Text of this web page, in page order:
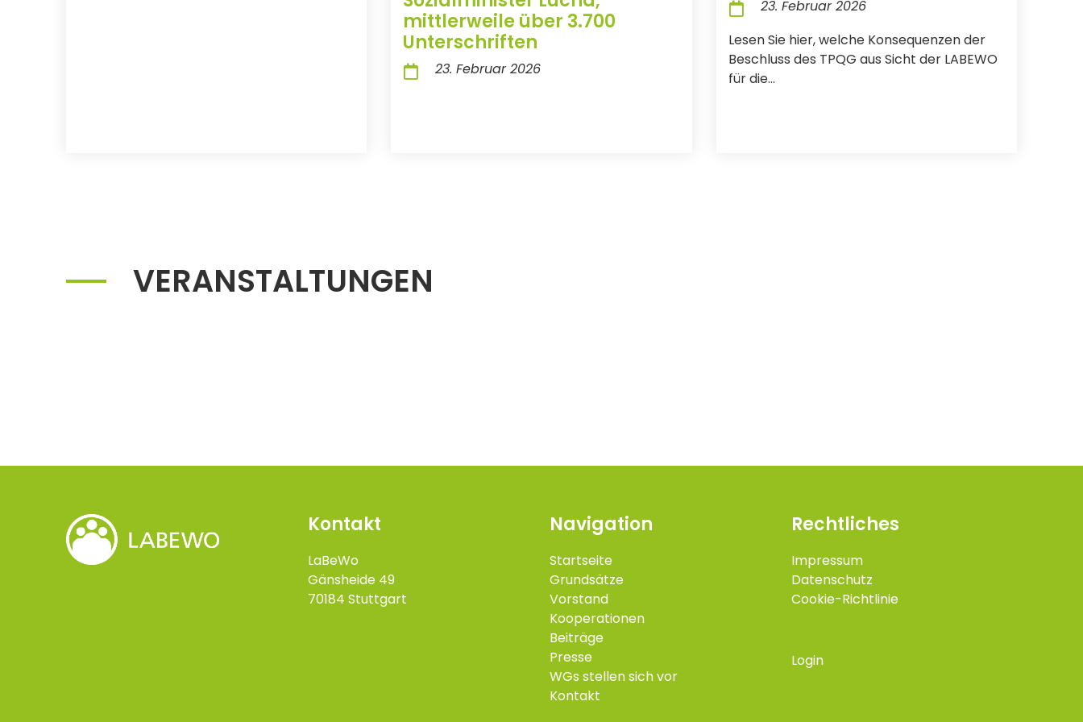
mittlerweile über 3.700
Unterschriften
23. Februar 2026
23. Februar 2026
Lesen Sie hier, welche Konsequenzen der
Beschluss des TPQG aus Sicht der LABEWO
für die...
VERANSTALTUNGEN
Kontakt
LaBeWo
Gänsheide 49
70184 Stuttgart
Navigation
Startseite
Grundsätze
Vorstand
Kooperationen
Beiträge
Presse
WGs stellen sich vor
Kontakt
Rechtliches
Impressum
Datenschutz
Cookie-Richtlinie
Login